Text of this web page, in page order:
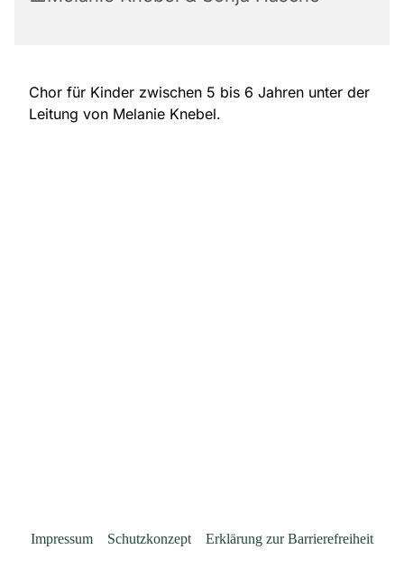
Chor für Kinder zwischen 5 bis 6 Jahren unter der
Leitung von Melanie Knebel.
Impressum Schutzkonzept Erklärung zur Barrierefreiheit